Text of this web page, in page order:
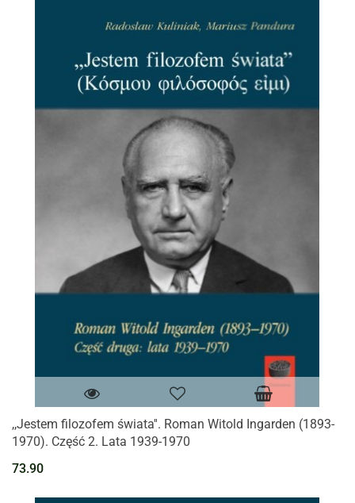
,,Jestem filozofem świata''. Roman Witold Ingarden (1893-
1970). Część 2. Lata 1939-1970
73.90